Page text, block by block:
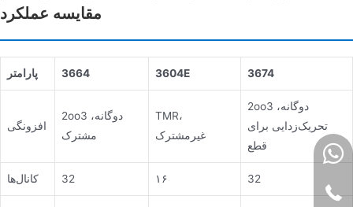
مقایسه عملکرد
پارامتر 3664 3604E 3674
افزونگی
2oo3 دوگانه،
مشترک
TMR،
غیرمشترک
2oo3 دوگانه،
تحریک‌زدایی برای
قطع
کانال‌ها 32 ۱۶ 32